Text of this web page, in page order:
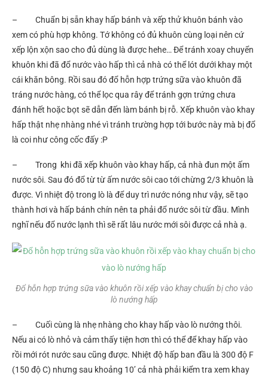
– Chuẩn bị sẵn khay hấp bánh và xếp thử khuôn bánh vào
xem có phù hợp không. Tớ không có đủ khuôn cùng loại nên cứ
xếp lộn xộn sao cho đủ dùng là được hehe… Để tránh xoay chuyển
khuôn khi đã đổ nước vào hấp thì cả nhà có thể lót dưới khay một
cái khăn bông. Rồi sau đó đổ hỗn hợp trứng sữa vào khuôn đã
tráng nước hàng, có thể lọc qua rây để tránh gợn trứng chưa
đánh hết hoặc bọt sẽ dẫn đến làm bánh bị rỗ. Xếp khuôn vào khay
hấp thật nhẹ nhàng nhé vì tránh trường hợp tới bước này mà bị đổ
là coi như công cốc đấy :P
– Trong khi đã xếp khuôn vào khay hấp, cả nhà đun một ấm
nước sôi. Sau đó đổ từ từ ấm nước sôi cao tới chừng 2/3 khuôn là
được. Vì nhiệt độ trong lò là để duy trì nước nóng như vậy, sẽ tạo
thành hơi và hấp bánh chín nên ta phải đổ nước sôi từ đầu. Mình
nghĩ nếu đổ nước lạnh thì sẽ rất lâu nước mới sôi được cả nhà ạ.
Đổ hỗn hợp trứng sữa vào khuôn rồi xếp vào khay chuẩn bị cho vào
lò nướng hấp
– Cuối cùng là nhẹ nhàng cho khay hấp vào lò nướng thôi.
Nếu ai có lò nhỏ và cảm thấy tiện hơn thì có thể để khay hấp vào
rồi mới rót nước sau cũng được. Nhiệt độ hấp ban đầu là 300 độ F
(150 độ C) nhưng sau khoảng 10’ cả nhà phải kiểm tra xem khay